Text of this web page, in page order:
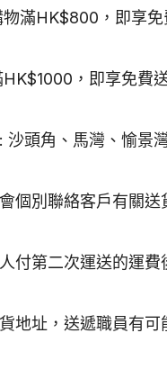
滿HK$800，即享
，即享免費
沙頭角、馬灣、愉景
個別聯絡客戶有關送
付第二次運送的運
地址，送遞職員有